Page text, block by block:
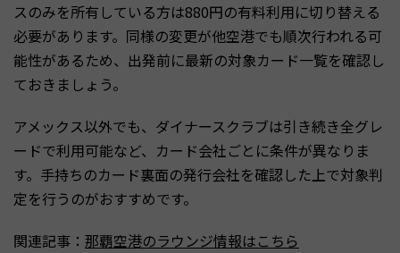
スのみを所有している方は880円の有料利用に切り替える
必要があります。同様の変更が他空港でも順次行われる可
能性があるため、出発前に最新の対象カード一覧を確認し
ておきましょう。
アメックス以外でも、ダイナースクラブは引き続き全グレ
ードで利用可能など、カード会社ごとに条件が異なりま
す。手持ちのカード裏面の発行会社を確認した上で対象判
定を行うのがおすすめです。
関連記事： 那覇空港のラウンジ情報はこちら